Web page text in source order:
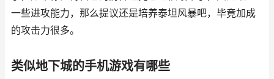
一些进攻能力，那么提议还是培养泰坦风暴吧，毕竟加成
的攻击力很多。
类似地下城的手机游戏有哪些